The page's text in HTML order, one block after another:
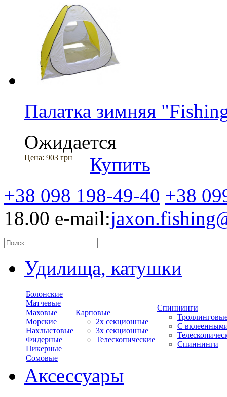
Палатка зимняя
Ожидается
Цена: 903 грн
Купить
+38 098 198-49-40 +38
18.00 e-mail:
Удилища, катушки
Болонские
Матчевые
Маховые
Морские
Нахлыстовые
Фидерные
Пикерные
Сомовые
Карповые
2х секционные
3х секционные
Телескопические
Спиннинги
С
Спиннинги
Аксессуары